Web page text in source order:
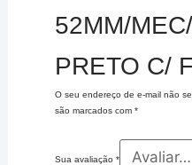
52MM/
PRETO C/
O seu endereço de e-mail não
são marcados com *
Sua avaliação *